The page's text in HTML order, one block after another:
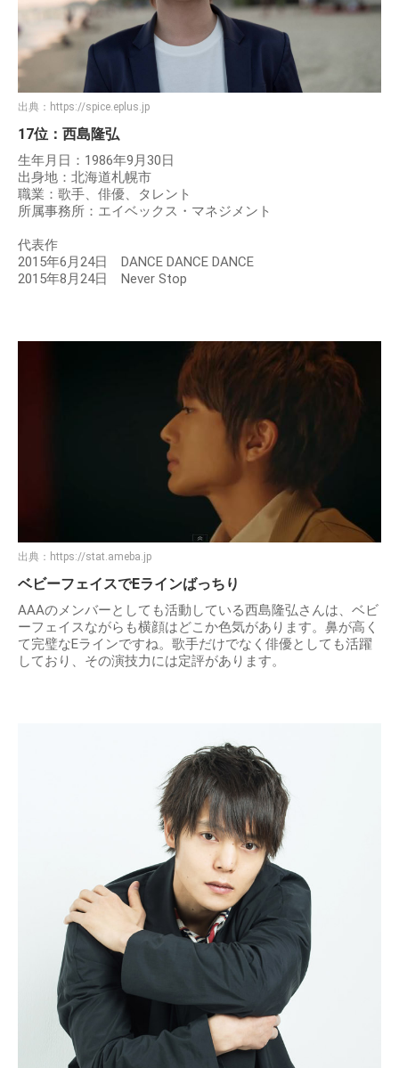
出典： https://spice.eplus.jp
17位：西島隆弘
生年月日：1986年9月30日
出身地：北海道札幌市
職業：歌手、俳優、タレント
所属事務所：エイベックス・マネジメント
代表作
2015年6月24日 DANCE DANCE DANCE
2015年8月24日 Never Stop
出典： https://stat.ameba.jp
ベビーフェイスでEラインばっちり
AAAのメンバーとしても活動している西島隆弘さんは、ベビ
ーフェイスながらも横顔はどこか色気があります。鼻が高く
て完璧なEラインですね。歌手だけでなく俳優としても活躍
しており、その演技力には定評があります。